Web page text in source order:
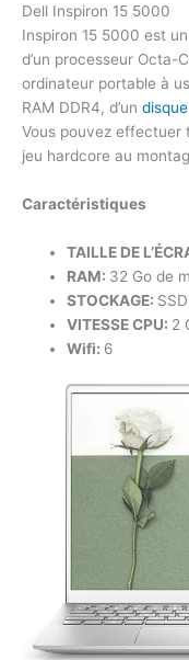
Dell Inspiron 15 5000
Inspiron 15 5000 est
d’un processeur Octa-
ordinateur portable à
RAM DDR4, d’un
Vous pouvez effectuer
jeu hardcore au
Caractéristiques
TAILLE DE
RAM: 32 Go de
STOCKAGE:
VITESSE CPU: 2
Wifi: 6